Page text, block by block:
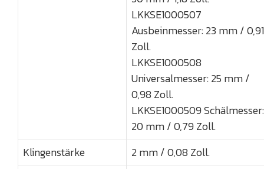
LKKSE1000507
Ausbeinmesser: 23 mm / 0,91
Zoll.
LKKSE1000508
Universalmesser: 25 mm /
0,98 Zoll.
LKKSE1000509 Schälmesser:
20 mm / 0,79 Zoll.
Klingenstärke
2 mm / 0,08 Zoll.